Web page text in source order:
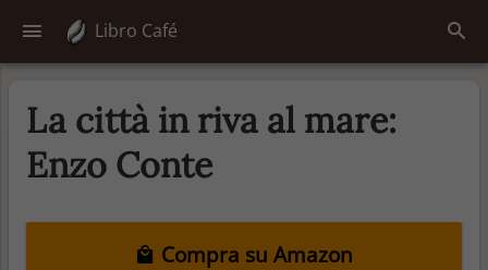
Libro Café
La città in riva al mare:
Enzo Conte
Compra su Amazon